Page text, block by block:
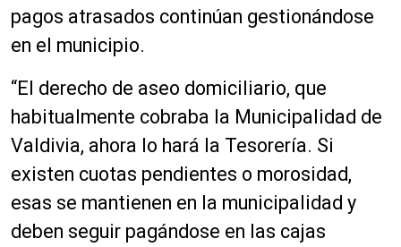
pagos atrasados continúan gestionándose
en el municipio.
“El derecho de aseo domiciliario, que
habitualmente cobraba la Municipalidad de
Valdivia, ahora lo hará la Tesorería. Si
existen cuotas pendientes o morosidad,
esas se mantienen en la municipalidad y
deben seguir pagándose en las cajas